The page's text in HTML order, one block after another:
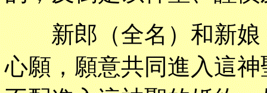
新郎（全名）和新娘
心願，願意共同進入這